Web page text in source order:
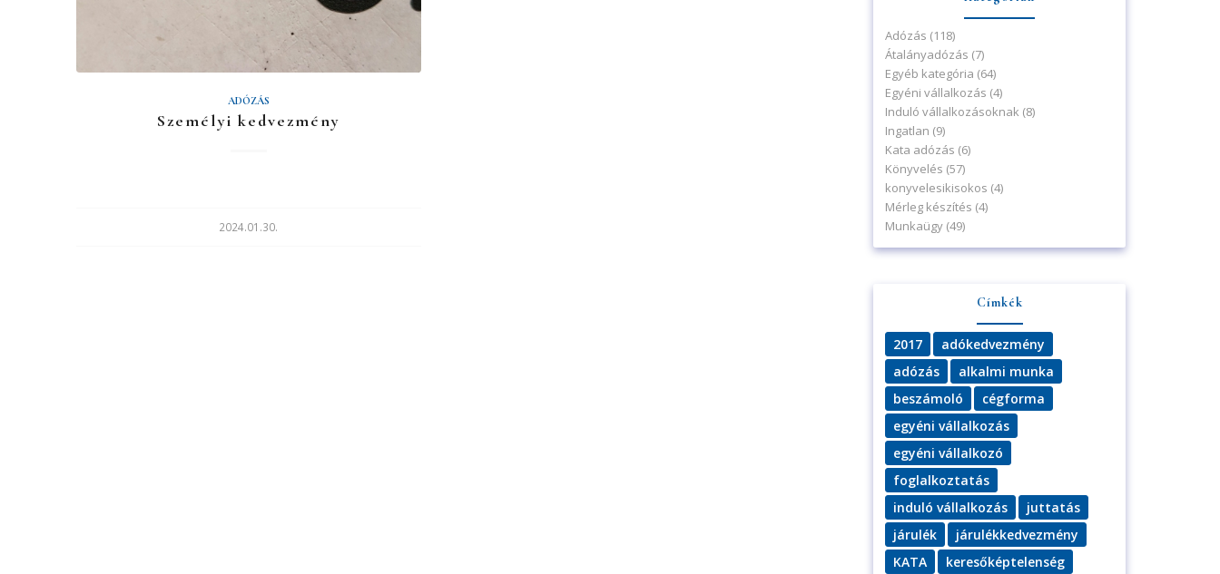
ADÓZÁS
Személyi kedvezmény
2024.01.30.
Adózás (118)
Átalányadózás (7)
Egyéb kategória (64)
Egyéni vállalkozás (4)
Induló vállalkozásoknak (8)
Ingatlan (9)
Kata adózás (6)
Könyvelés (57)
konyvelesikisokos (4)
Mérleg készítés (4)
Munkaügy(49)
Címkék
2017
adókedvezmény
adózás
alkalmi munka
beszámoló
cégforma
egyéni vállalkozás
egyéni vállalkozó
foglalkoztatás
induló vállalkozás
juttatás
járulék
járulékkedvezmény
KATA
keresőképtelenség